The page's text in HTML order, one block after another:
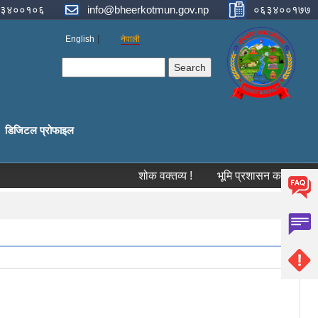
info@bheerkotmun.gov.np ०६३४००१७७
English नेपाली
डिजिटल प्रोफाइल
शोक वक्तव्य ! भूमि प्रशासन कार्यालय,